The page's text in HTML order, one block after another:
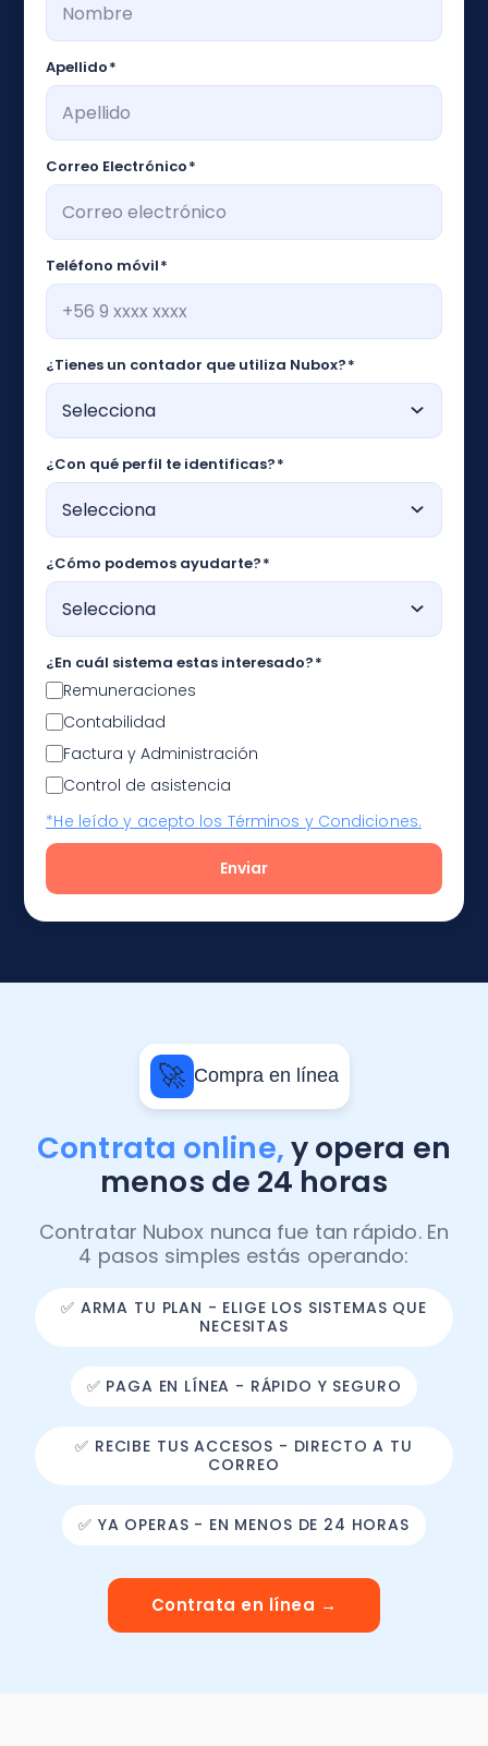
Apellido*
Correo Electrónico*
Teléfono móvil*
¿Tienes un contador que utiliza Nubox?*
¿Con qué perfil te identificas?*
¿Cómo podemos ayudarte?*
¿En cuál sistema estas interesado?*
Remuneraciones
Contabilidad
Factura y Administración
Control de asistencia
*He leído y acepto los Términos y Condiciones.
🚀 Compra en línea
Contrata online,y opera en
menos de 24 horas
Contratar Nubox nunca fue tan rápido. En
4 pasos simples estás operando:
✅ ARMA TU PLAN - ELIGE LOS SISTEMAS QUE
NECESITAS
✅ PAGA EN LÍNEA - RÁPIDO Y SEGURO
✅ RECIBE TUS ACCESOS - DIRECTO A TU
CORREO
✅ YA OPERAS - EN MENOS DE 24 HORAS
Contrata en línea →